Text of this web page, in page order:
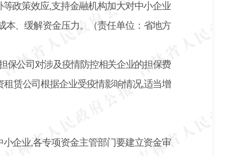
等政策效应,支持金融机构加大对中小企业
本、缓解资金压力。（责任单位：省地方
保公司对涉及疫情防控相关企业的担保费
赁公司根据企业受疫情影响情况,适当增
小企业,各专项资金主管部门要建立资金审